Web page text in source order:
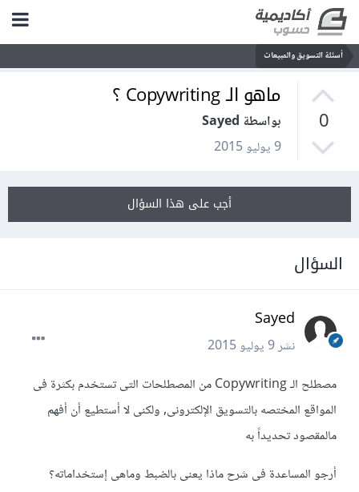
أسئلة التسويق والمبيعات
0
ماهو الـ Copywriting ؟
بواسطة Sayed
9 يوليو 2015
أجب على هذا السؤال
السؤال
Sayed
نشر9 يوليو 2015
مصطلح الـ Copywriting من المصطلحات التى تستخدم بكثرة فى
المواقع المختصه بالتسويق الإلكترونى, ولكنى لا أستطيع أن أفهم
مالمقصود تحديداً به
أرجو المساعدة فى شرح ماذا يعنى بالضبط وماهى إستخداماته؟